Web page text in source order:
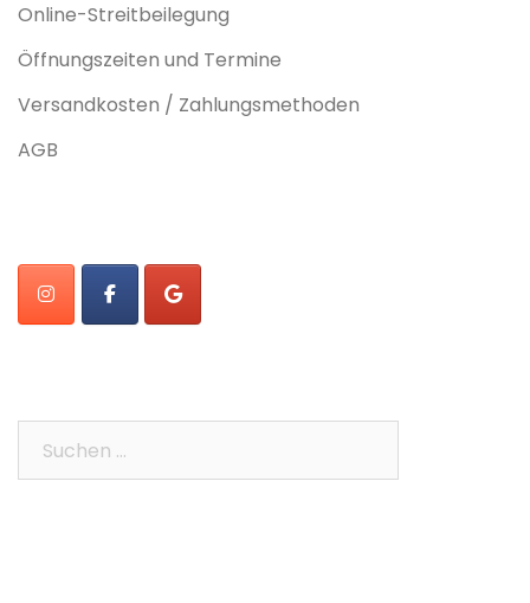
Online-Streitbeilegung
Öffnungszeiten und Termine
Versandkosten / Zahlungsmethoden
AGB